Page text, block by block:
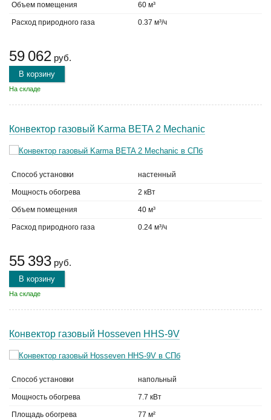
Объем помещения 60 м³
Расход природного газа 0.37 м³/ч
59 062 руб.
В корзину
На складе
Конвектор газовый Karma BETA 2 Mechanic
Способ установки настенный
Мощность обогрева 2 кВт
Объем помещения 40 м³
Расход природного газа 0.24 м³/ч
55 393 руб.
В корзину
На складе
Конвектор газовый Hosseven HHS-9V
Способ установки напольный
Мощность обогрева 7.7 кВт
Площадь обогрева 77 м²